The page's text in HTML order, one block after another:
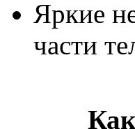
Яркие
части